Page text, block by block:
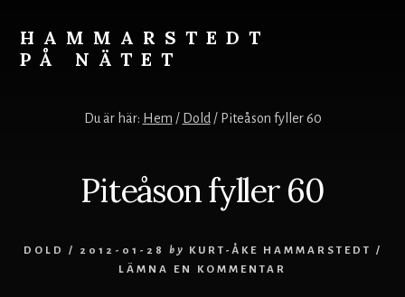
content
HAMMARSTEDT
PÅ NÄTET
ro
Du är här: Hem / Dold /Piteåson fyller 60
Piteåson fyller 60
DOLD / 2012-01-28 by KURT-ÅKE HAMMARSTEDT
/
LÄMNA EN KOMMENTAR